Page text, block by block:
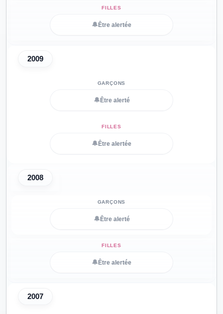
🔔 Être alertée
2009
🔔 Être alerté
🔔 Être alertée
2008
🔔 Être alerté
🔔 Être alertée
2007